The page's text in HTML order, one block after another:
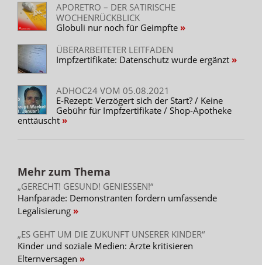
APORETRO – DER SATIRISCHE
WOCHENRÜCKBLICK
Globuli nur noch für Geimpfte
ÜBERARBEITETER LEITFADEN
Impfzertifikate: Datenschutz wurde ergänzt
ADHOC24 VOM 05.08.2021
E-Rezept: Verzögert sich der Start? / Keine
Gebühr für Impfzertifikate / Shop-Apotheke
enttäuscht
Mehr zum Thema
„GERECHT! GESUND! GENIESSEN!“
Hanfparade: Demonstranten fordern umfassende
Legalisierung
„ES GEHT UM DIE ZUKUNFT UNSERER KINDER“
Kinder und soziale Medien: Ärzte kritisieren
Elternversagen